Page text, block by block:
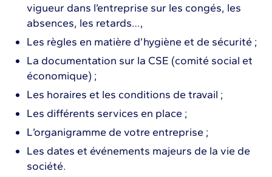
vigueur dans l’entreprise sur les congés, les
absences, les retards…,
Les règles en matière d’hygiène et de sécurité ;
La documentation sur la CSE (comité social et
économique) ;
Les horaires et les conditions de travail ;
Les différents services en place ;
L’organigramme de votre entreprise ;
Les dates et événements majeurs de la vie de
société.